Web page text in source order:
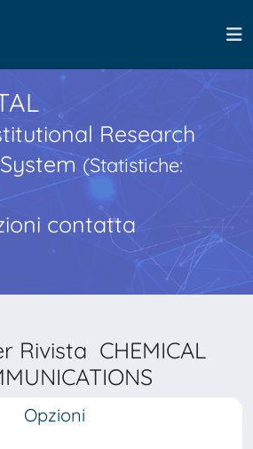
Research
(Statistiche:
contatta
Rivista CHEMICAL
Opzioni